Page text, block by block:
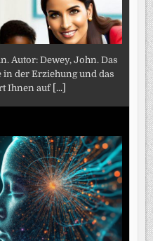
Autor: Dewey, John. Das
in der Erziehung und das
Ihnen auf [...]